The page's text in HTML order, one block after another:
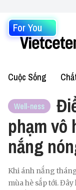
For You
Cuộc Sống
Well-ness
phạm vô
nắng
Khi ánh nắng
mùa hè sắp tới.